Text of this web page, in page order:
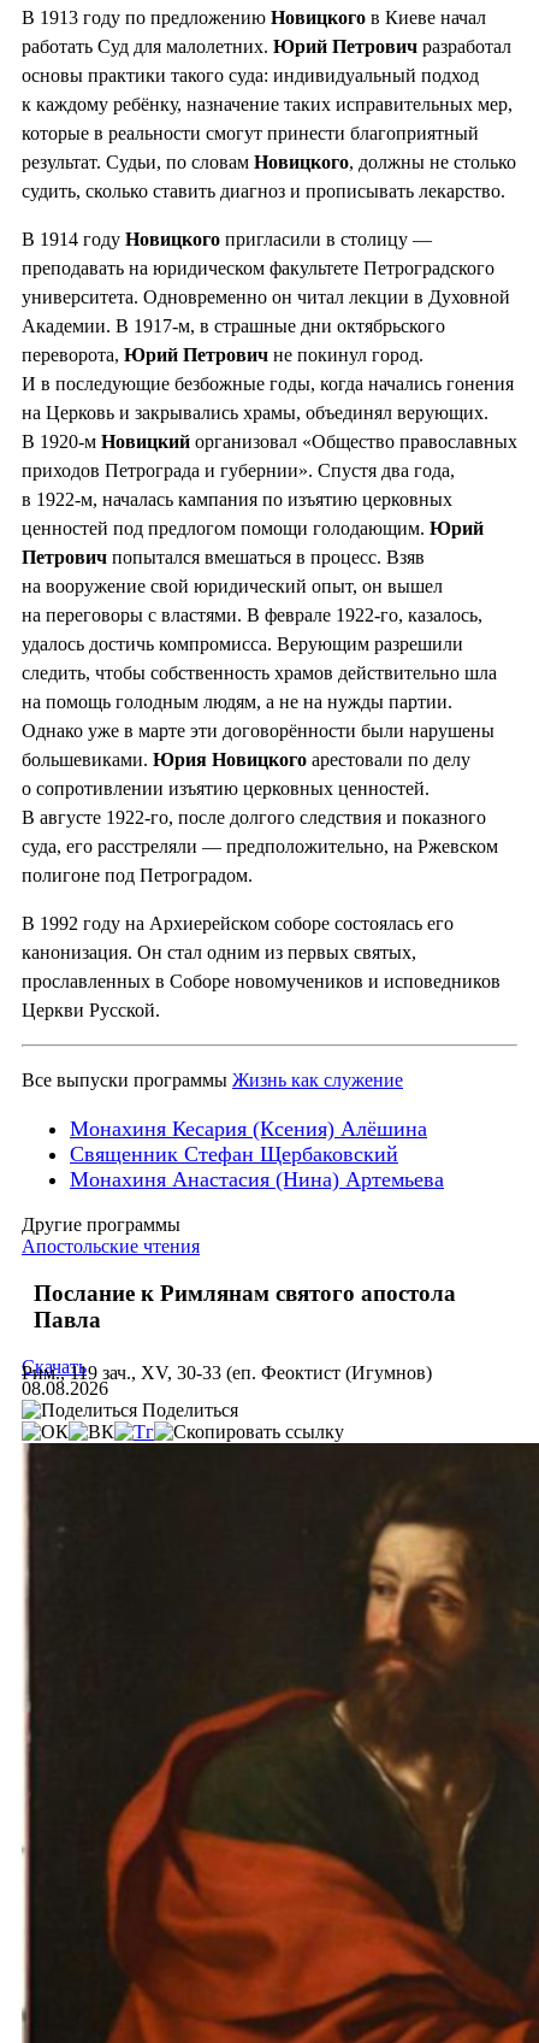
В 1913 году по предложению Новицкого в Киеве начал
работать Суд для малолетних. Юрий Петрович разработал
основы практики такого суда: индивидуальный подход
к каждому ребёнку, назначение таких исправительных мер,
которые в реальности смогут принести благоприятный
результат. Судьи, по словам Новицкого, должны не столько
судить, сколько ставить диагноз и прописывать лекарство.
В 1914 году Новицкого пригласили в столицу —
преподавать на юридическом факультете Петроградского
университета. Одновременно он читал лекции в Духовной
Академии. В 1917-м, в страшные дни октябрьского
переворота, Юрий Петрович не покинул город.
И в последующие безбожные годы, когда начались гонения
на Церковь и закрывались храмы, объединял верующих.
В 1920-м Новицкий организовал «Общество православных
приходов Петрограда и губернии». Спустя два года,
в 1922-м, началась кампания по изъятию церковных
ценностей под предлогом помощи голодающим. Юрий
Петрович попытался вмешаться в процесс. Взяв
на вооружение свой юридический опыт, он вышел
на переговоры с властями. В феврале 1922-го, казалось,
удалось достичь компромисса. Верующим разрешили
следить, чтобы собственность храмов действительно шла
на помощь голодным людям, а не на нужды партии.
Однако уже в марте эти договорённости были нарушены
большевиками. Юрия Новицкого арестовали по делу
о сопротивлении изъятию церковных ценностей.
В августе 1922-го, после долгого следствия и показного
суда, его расстреляли — предположительно, на Ржевском
полигоне под Петроградом.
В 1992 году на Архиерейском соборе состоялась его
канонизация. Он стал одним из первых святых,
прославленных в Соборе новомучеников и исповедников
Церкви Русской.
Все выпуски программы Жизнь как служение
Монахиня Кесария (Ксения) Алёшина
Священник Стефан Щербаковский
Монахиня Анастасия (Нина) Артемьева
Другие программы
Апостольские чтения
Послание к Римлянам святого апостола
Павла
Рим., 119 зач., XV, 30-33 (еп. Феоктист (Игумнов)
Скачать
08.08.2026
Поделиться